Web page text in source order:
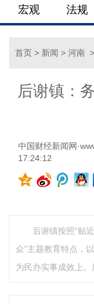
宏观 法规
首页 > 新闻 > 河南
后谢镇：
中国财经新闻网
17:24:12
后谢镇按照“贴
众”主题教育特点，
为民办实事成效上。